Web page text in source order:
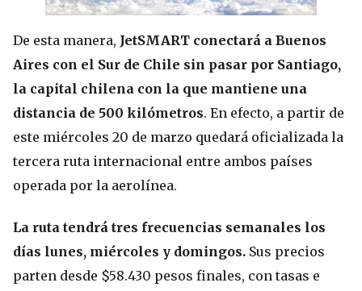
De esta manera, JetSMART conectará a Buenos
Aires con el Sur de Chile sin pasar por Santiago,
la capital chilena con la que mantiene una
distancia de 500 kilómetros. En efecto, a partir de
este miércoles 20 de marzo quedará oficializada la
tercera ruta internacional entre ambos países
operada por la aerolínea.
La ruta tendrá tres frecuencias semanales los
días lunes, miércoles y domingos. Sus precios
parten desde $58.430 pesos finales, con tasas e